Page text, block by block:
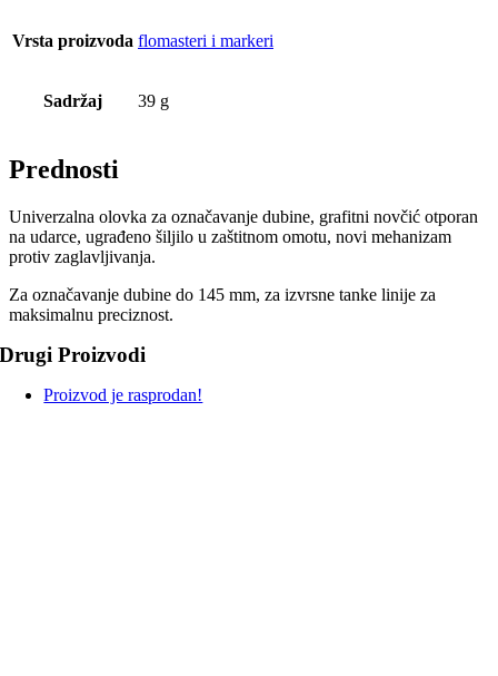
Vrsta proizvoda flomasteri i markeri
Sadržaj 39 g
Prednosti
Univerzalna olovka za označavanje dubine, grafitni novčić otporan
na udarce, ugrađeno šiljilo u zaštitnom omotu, novi mehanizam
protiv zaglavljivanja.
Za označavanje dubine do 145 mm, za izvrsne tanke linije za
maksimalnu preciznost.
Drugi Proizvodi
Proizvod je rasprodan!